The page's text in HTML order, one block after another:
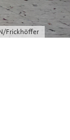
Frickhöffer